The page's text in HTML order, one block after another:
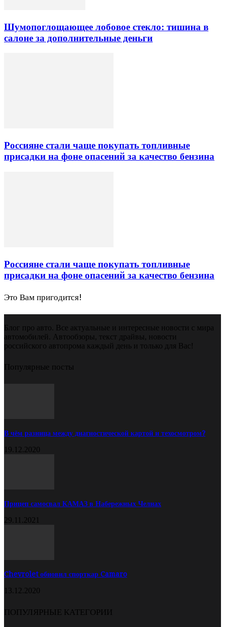
Шумопоглощающее лобовое стекло: тишина в
салоне за дополнительные деньги
Россияне стали чаще покупать топливные
присадки на фоне опасений за качество бензина
Россияне стали чаще покупать топливные
присадки на фоне опасений за качество бензина
Это Вам пригодится!
Блог про авто. Все актуальные и интересные новости с мира
автомобилей. Автообзоры, текст драйвы, новости
российского автопрома каждый день и только для Вас!
Популярные посты
В чём разница между диагностической картой и техосмотром?
19.12.2020
Прицеп самосвал КАМАЗ в Набережных Челнах
29.11.2021
Chevrolet обновил спорткар Camaro
13.12.2020
ПОПУЛЯРНЫЕ КАТЕГОРИИ